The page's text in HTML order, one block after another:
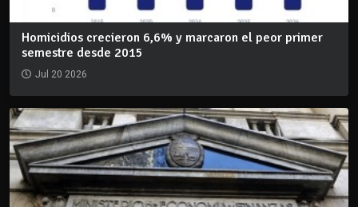
Homicidios crecieron 6,6% y marcaron el peor primer
semestre desde 2015
Jul 20 2026